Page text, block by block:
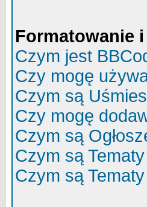
Formatowanie
Czym jest
Czy mogę
Czym są
Czy mogę
Czym są
Czym są
Czym są